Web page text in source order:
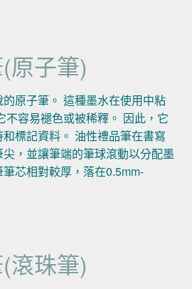
原子筆)
原子筆。 這種墨水在使用中粘
不容易褪色或被稀釋。 因此，它
標記資料。 油性禮品筆在書寫
，並讓筆端的筆球滾動以分配墨
芯相對較厚，落在0.5mm-
滾珠筆)